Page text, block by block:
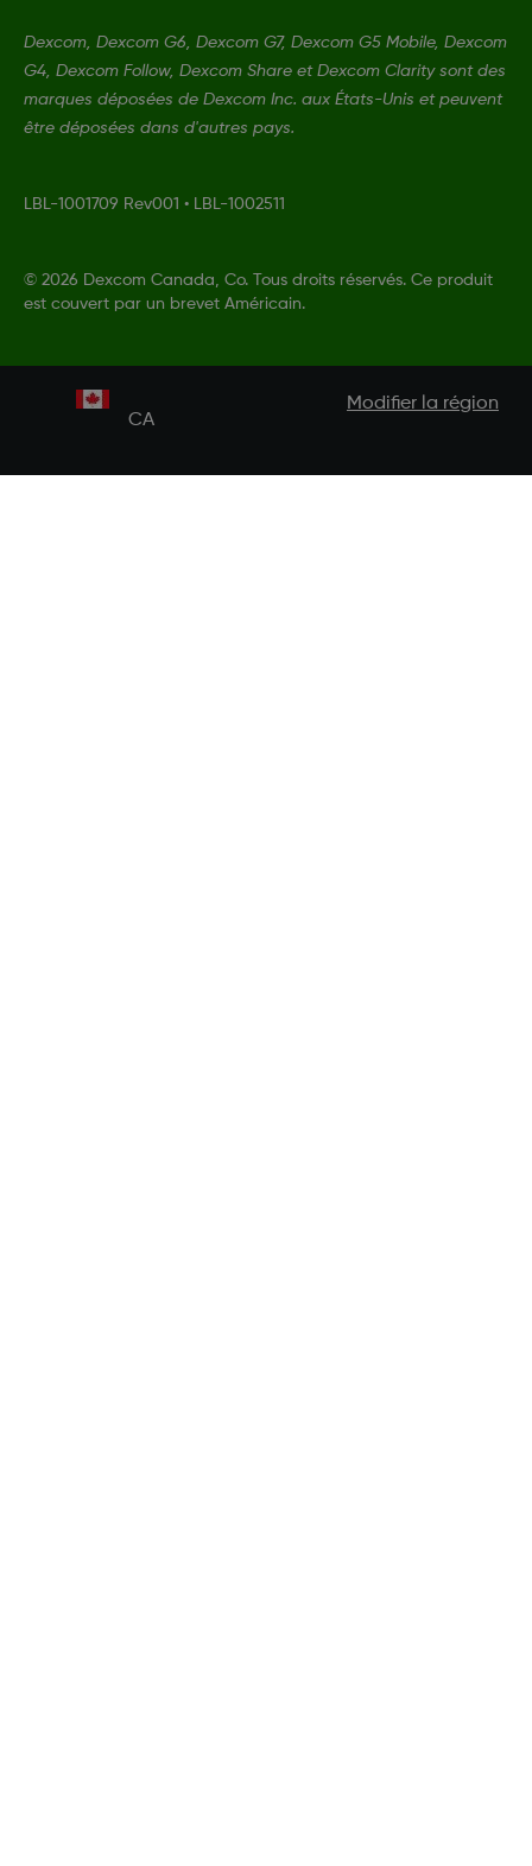
Dexcom, Dexcom G6, Dexcom G7, Dexcom G5 Mobile, Dexcom
G4, Dexcom Follow, Dexcom Share et Dexcom Clarity sont des
marques déposées de Dexcom Inc. aux États-Unis et peuvent
être déposées dans d'autres pays.
LBL-1001709 Rev001 • LBL-1002511
© 2026 Dexcom Canada, Co. Tous droits réservés. Ce produit
est couvert par un brevet Américain.
CA
Modifier la région